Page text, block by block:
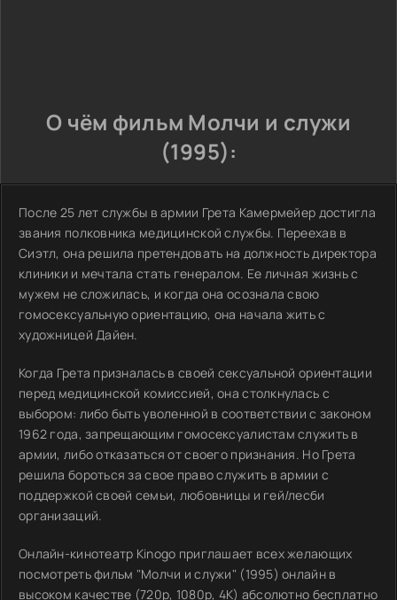
О чём фильм Молчи и служи
(1995):
После 25 лет службы в армии Грета Камермейер достигла
звания полковника медицинской службы. Переехав в
Сиэтл, она решила претендовать на должность директора
клиники и мечтала стать генералом. Ее личная жизнь с
мужем не сложилась, и когда она осознала свою
гомосексуальную ориентацию, она начала жить с
художницей Дайен.
Когда Грета призналась в своей сексуальной ориентации
перед медицинской комиссией, она столкнулась с
выбором: либо быть уволенной в соответствии с законом
1962 года, запрещающим гомосексуалистам служить в
армии, либо отказаться от своего признания. Но Грета
решила бороться за свое право служить в армии с
поддержкой своей семьи, любовницы и гей/лесби
организаций.
Онлайн-кинотеатр Kinogo приглашает всех желающих
посмотреть фильм "Молчи и служи" (1995) онлайн в
высоком качестве (720p, 1080p, 4K) абсолютно бесплатно